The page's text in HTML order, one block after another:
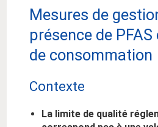
Mesures de
présence de PFAS
de consommation
Contexte
La limite de qualité